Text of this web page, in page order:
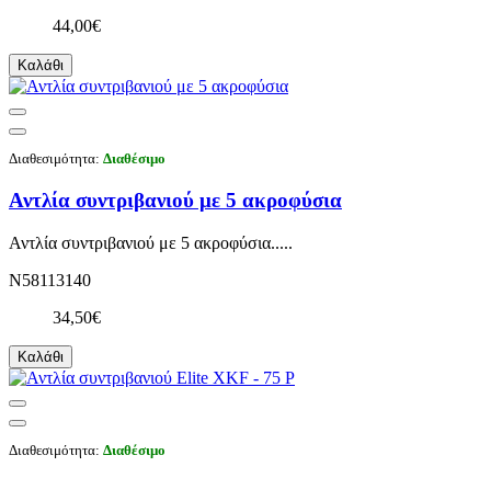
44,00€
Καλάθι
Διαθεσιμότητα: Διαθέσιμο
Αντλία συντριβανιού με 5 ακροφύσια
Αντλία συντριβανιού με 5 ακροφύσια.....
N58113140
34,50€
Καλάθι
Διαθεσιμότητα: Διαθέσιμο